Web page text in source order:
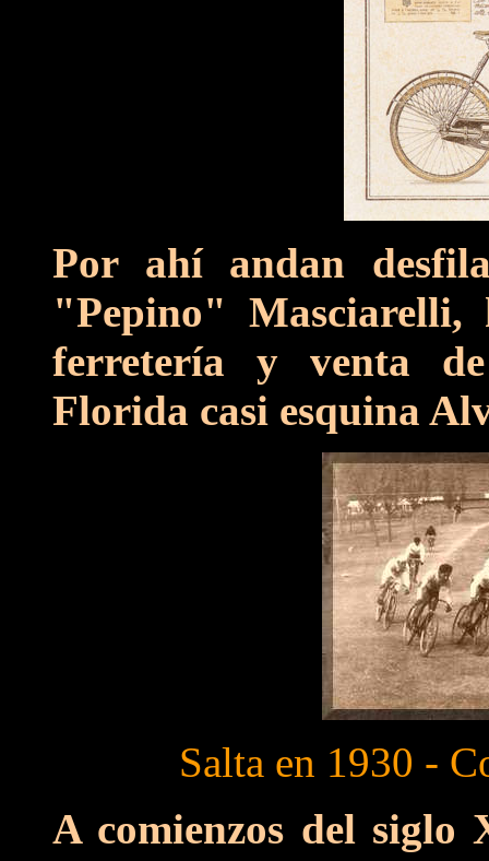
Por ahí andan
"Pepino"
ferretería y venta
Florida casi esquina
Salta en 1930 -
A comienzos del